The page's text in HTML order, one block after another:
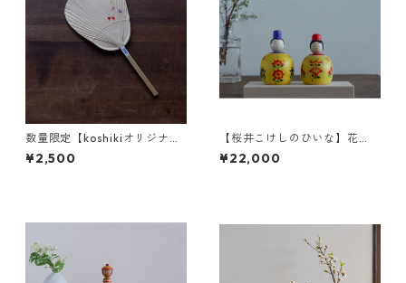
数量限定【koshikiオリジナ
ル】うちわ(小) -蝶a-
¥2,500
【桜井こけしのひいな】花
円 こけし模様 2-c
¥22,000